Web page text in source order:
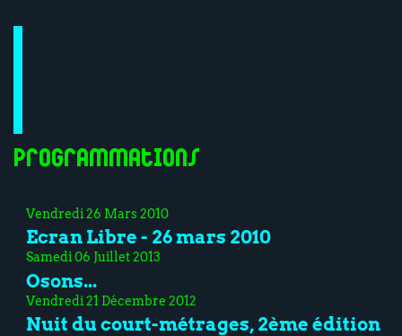
Programmations
Vendredi 26 Mars 2010
Ecran Libre - 26 mars 2010
Samedi 06 Juillet 2013
Osons...
Vendredi 21 Décembre 2012
Nuit du court-métrages, 2ème édition